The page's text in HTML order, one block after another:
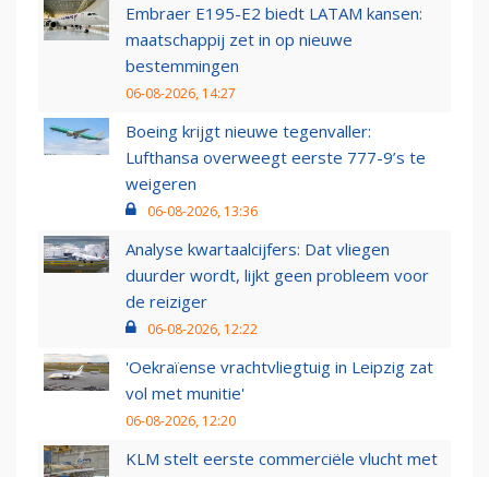
Embraer E195-E2 biedt LATAM kansen:
maatschappij zet in op nieuwe
bestemmingen
06-08-2026, 14:27
Boeing krijgt nieuwe tegenvaller:
Lufthansa overweegt eerste 777-9’s te
weigeren
06-08-2026, 13:36
Analyse kwartaalcijfers: Dat vliegen
duurder wordt, lijkt geen probleem voor
de reiziger
06-08-2026, 12:22
'Oekraïense vrachtvliegtuig in Leipzig zat
vol met munitie'
06-08-2026, 12:20
KLM stelt eerste commerciële vlucht met